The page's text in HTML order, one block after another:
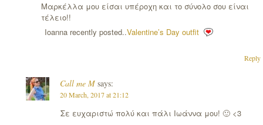
Μαρκέλλα μου είσαι υπέροχη και το σύνολο σου είναι
τέλειο!!
Ioanna recently posted..Valentine’s Day outfit
Reply
Call me M says:
20 March, 2017 at 21:12
Σε ευχαριστώ πολύ και πάλι Ιωάννα μου! 🙂 <3